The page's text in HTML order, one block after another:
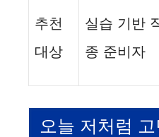
추천
대상
실습 기반
종 준비자
오늘 저처럼